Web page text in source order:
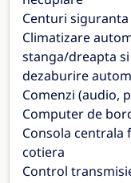
Centuri
Climatizare
stanga/dreapta si
dezaburire
Comenzi (audio,
Computer de
Consola centrala
cotiera
Control